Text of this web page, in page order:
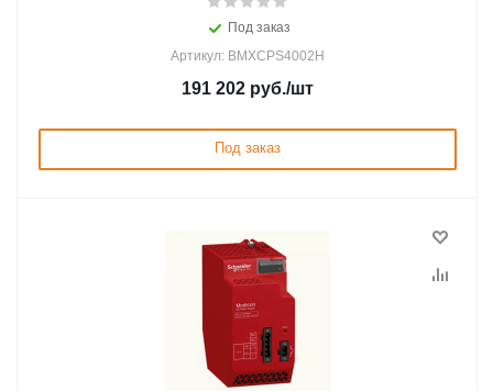
Под заказ
Артикул: BMXCPS4002H
191 202 руб./шт
Под заказ